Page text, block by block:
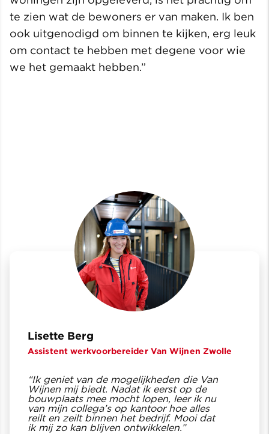
te zien wat de bewoners er van maken. Ik ben
ook uitgenodigd om binnen te kijken, erg leuk
om contact te hebben met degene voor wie
we het gemaakt hebben.”
Lisette Berg
Assistent werkvoorbereider Van Wijnen Zwolle
“Ik geniet van de mogelijkheden die Van
Wijnen mij biedt. Nadat ik eerst op de
bouwplaats mee mocht lopen, leer ik nu
van mijn collega’s op kantoor hoe alles
reilt en zeilt binnen het bedrijf. Mooi dat
ik mij zo kan blijven ontwikkelen.”